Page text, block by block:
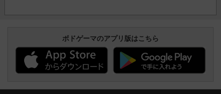
ボドゲーマのアプリ版はこちら